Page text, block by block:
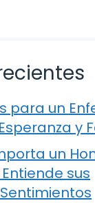
para un
y
un
sus